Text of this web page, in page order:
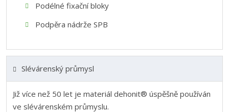
Podélné fixační bloky
Podpěra nádrže SPB
Slévárenský průmysl
Již více než 50 let je materiál dehonit® úspěšně používán
ve slévárenském průmyslu.